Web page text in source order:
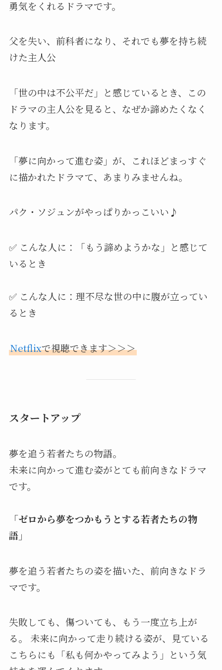
勇気をくれるドラマです。
父を失い、前科者になり、それでも夢を持ち続
けた主人公
「世の中は不公平だ」と感じているとき、この
ドラマの主人公を見ると、なぜか諦めたくなく
なります。
「夢に向かって進む姿」が、これほどまっすぐ
に描かれたドラマて、あまりみませんね。
パク・ソジュンがやっぱりかっこいい♪
✅ こんな人に：「もう諦めようかな」と感じて
いるとき
✅ こんな人に：理不尽な世の中に腹が立ってい
るとき
Netflixで視聴できます＞＞＞
スタートアップ
夢を追う若者たちの物語。
未来に向かって進む姿がとても前向きなドラマ
です。
「ゼロから夢をつかもうとする若者たちの物
語」
夢を追う若者たちの姿を描いた、前向きなドラ
マです。
失敗しても、傷ついても、もう一度立ち上が
る。 未来に向かって走り続ける姿が、見ている
こちらにも「私も何かやってみよう」という気